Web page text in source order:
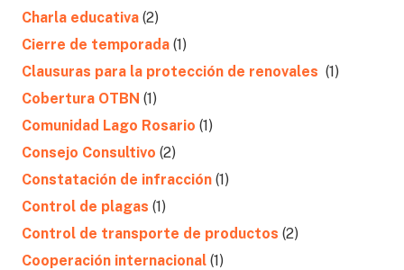
Charla educativa (2)
Cierre de temporada (1)
Clausuras para la protección de renovales (1)
Cobertura OTBN (1)
Comunidad Lago Rosario (1)
Consejo Consultivo (2)
Constatación de infracción (1)
Control de plagas (1)
Control de transporte de productos (2)
Cooperación internacional (1)